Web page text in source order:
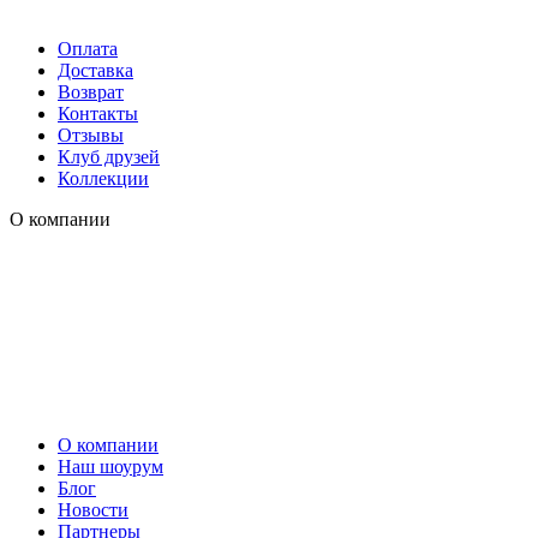
Оплата
Доставка
Возврат
Контакты
Отзывы
Клуб друзей
Коллекции
О компании
О компании
Наш шоурум
Блог
Новости
Партнеры